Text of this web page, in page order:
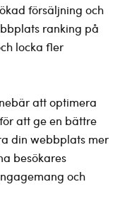
försäljning och
ranking på
locka fler
att optimera
att ge en bättre
din webbplats mer
besökares
och